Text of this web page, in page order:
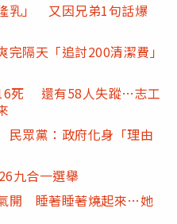
乳」 又因兄弟1句話爆
隔天「追討200清潔費」
死 還有58人失蹤…志工
眾黨：政府化身「理由
九合一選舉
開 睡著睡著燒起來…她